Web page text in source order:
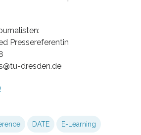
Pressereferentin
dresden.de
DATE E-Learning